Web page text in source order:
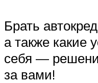
Брать
а также какие
себя —
за вами!